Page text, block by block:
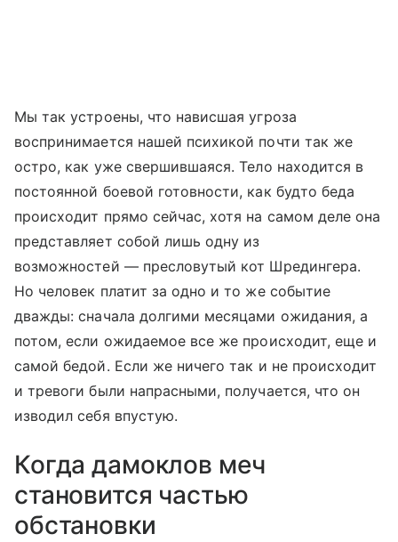
Мы так устроены, что нависшая угроза
воспринимается нашей психикой почти так же
остро, как уже свершившаяся. Тело находится в
постоянной боевой готовности, как будто беда
происходит прямо сейчас, хотя на самом деле она
представляет собой лишь одну из
возможностей — пресловутый кот Шредингера.
Но человек платит за одно и то же событие
дважды: сначала долгими месяцами ожидания, а
потом, если ожидаемое все же происходит, еще и
самой бедой. Если же ничего так и не происходит
и тревоги были напрасными, получается, что он
изводил себя впустую.
Когда дамоклов меч
становится частью
обстановки